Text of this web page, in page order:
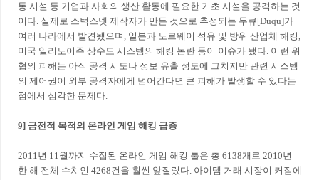
통 시설 등 기업과 사회의 생산 활동에 필요한 기초 시설을 공격하는 것
이다. 실제로 스턱스넷 제작자가 만든 것으로 추정되는 두큐[Duqu]가
여러 나라에서 발견됐으며, 일본과 노르웨이 석유 및 방위 산업체 해킹,
미국 일리노이주 상수도 시스템의 해킹 논란 등이 이슈가 됐다. 이런 위
협의 피해는 아직 공격 시도나 정보 유출 정도에 그치지만 관련 시스템
의 제어권이 외부 공격자에게 넘어간다면 큰 피해가 발생할 수 있다는
점에서 심각한 문제다.
9] 금전적 목적의 온라인 게임 해킹 급증
2011년 11월까지 수집된 온라인 게임 해킹 툴은 총 6138개로 2010년
한 해 전체 수치인 4268건을 훨씬 앞질렀다. 아이템 거래 시장이 커짐에